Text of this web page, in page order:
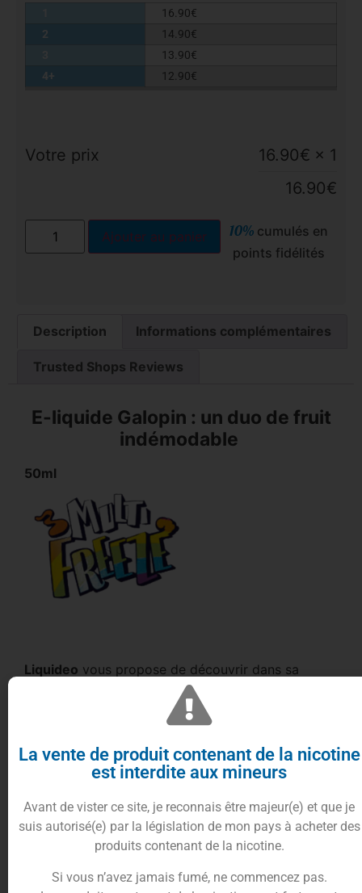
16.90€
2
14.90€
13.90€
4+
12.90€
Votre prix 16.90€ × 1
16.90€
Ajouter au panier 10% cumulés en
points fidélités
Description Informations complémentaires
Trusted Shops Reviews
E-liquide Galopin : un duo de fruit
indémodable
50ml
Liquideo vous propose de découvrir dans sa
, sone-liquide Galopin
Découvrez un mélange irrésistible de poire
et de
pommeoffrant àGalopin 50ml, une saveur fruitée
La douceur sucrée de lapomme se marie à la
perfection avec la saveur légèrement acidulée de
pour une combinaison de saveurs unique.
Croquante et juteuse, avec une saveur douce et
La vente de produit contenant de la nicotine
est interdite aux mineurs
Avant de vister ce site, je reconnais être majeur(e) et que je
suis autorisé(e) par la législation de mon pays à acheter des
produits contenant de la nicotine.
Si vous n’avez jamais fumé, ne commencez pas.